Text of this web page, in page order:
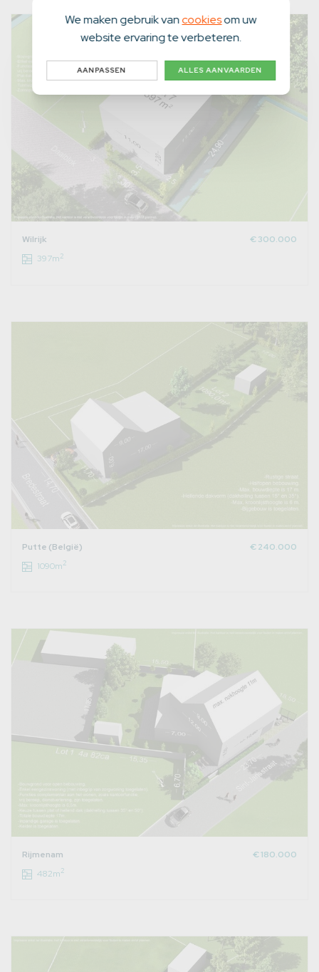
Wilrijk
€ 300.000
397m2
Putte (België)
€ 240.000
1090m2
Rijmenam
€ 180.000
482m2
We maken gebruik vancookiesom uw
website ervaring te verbeteren.
AANPASSEN ALLES AANVAARDEN